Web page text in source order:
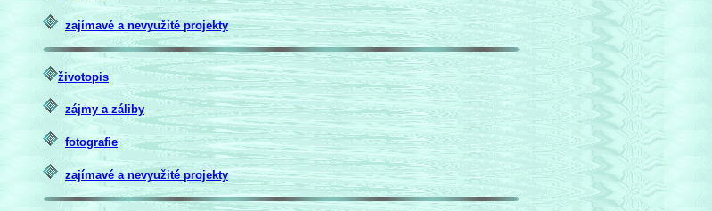
zajímavé a nevyužité projekty
životopis
zájmy a záliby
fotografie
zajímavé a nevyužité projekty